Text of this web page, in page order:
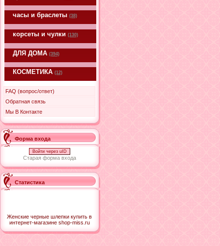
часы и браслеты (38)
корсеты и чулки (130)
ДЛЯ ДОМА (394)
КОСМЕТИКА (12)
FAQ (вопрос/ответ)
Обратная связь
Мы В Контакте
Форма входа
Войти через uID
Старая форма входа
Статистика
Женские черные шлепки купить в
интернет-магазине shop-miss.ru